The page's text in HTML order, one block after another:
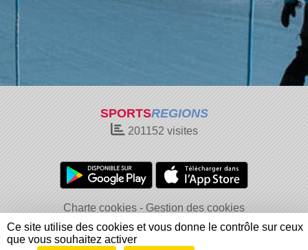
SPORTSREGIONS
201152 visites
Charte cookies
Gestion des cookies
Informations légales
Signaler un contenu inapproprié
Ce site utilise des cookies et vous donne le contrôle sur ceux
que vous souhaitez activer